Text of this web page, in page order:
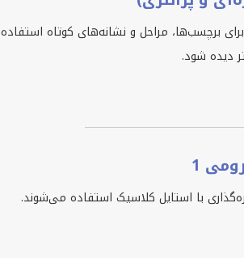
معمولا برای برچسب‌ها، مراحل و نشانه‌های کوتاه استفاده
دیده شود.
1
با استایل کلاسیک استفاده می‌شوند.